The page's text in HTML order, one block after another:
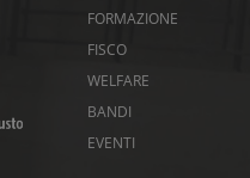
FORMAZIONE
FISCO
WELFARE
BANDI
EVENTI